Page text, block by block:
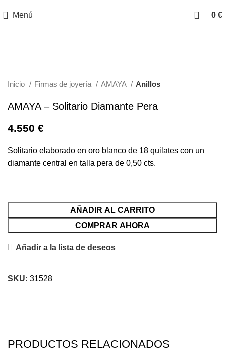
Menú 0 €
Inicio Firmas de joyería AMAYA Anillos
AMAYA – Solitario Diamante Pera
4.550 €
Solitario elaborado en oro blanco de 18 quilates con un
diamante central en talla pera de 0,50 cts.
AÑADIR AL CARRITO
COMPRAR AHORA
Añadir a la lista de deseos
SKU: 31528
PRODUCTOS RELACIONADOS